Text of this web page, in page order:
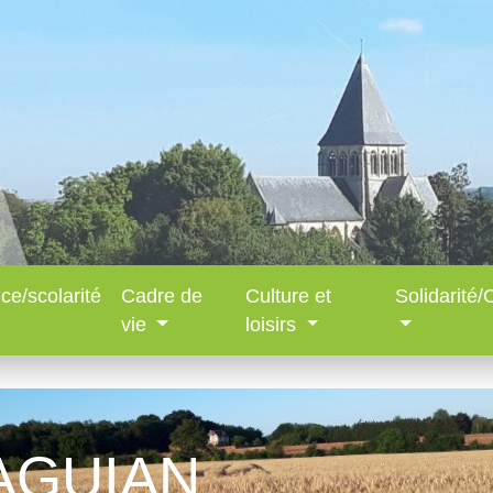
scolarité
Cadre de
vie
Culture et
loisirs
Solidarité/